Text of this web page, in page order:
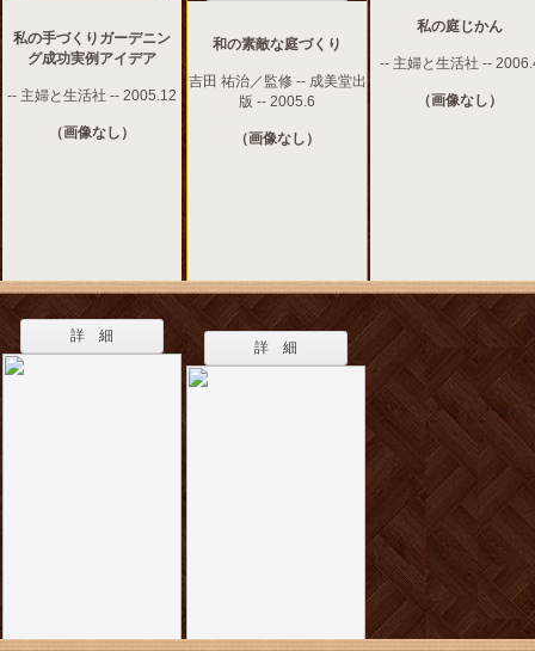
私の手づくりガーデニン
グ成功実例アイデア
-- 主婦と生活社 -- 2005.12
（画像なし）
和の素敵な庭づくり
吉田 祐治／監修 -- 成美堂出
版 -- 2005.6
（画像なし）
私の庭じかん
-- 主婦と生活社 --
（画像なし）
詳 細
詳 細